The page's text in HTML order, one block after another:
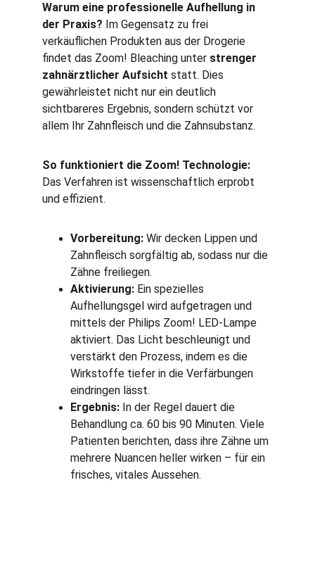
Warum eine professionelle Aufhellung in
der Praxis? Im Gegensatz zu frei
verkäuflichen Produkten aus der Drogerie
findet das Zoom! Bleaching unter strenger
zahnärztlicher Aufsicht statt. Dies
gewährleistet nicht nur ein deutlich
sichtbareres Ergebnis, sondern schützt vor
allem Ihr Zahnfleisch und die Zahnsubstanz.
So funktioniert die Zoom! Technologie:
Das Verfahren ist wissenschaftlich erprobt
und effizient.
Vorbereitung: Wir decken Lippen und
Zahnfleisch sorgfältig ab, sodass nur die
Zähne freiliegen.
Aktivierung: Ein spezielles
Aufhellungsgel wird aufgetragen und
mittels der Philips Zoom! LED-Lampe
aktiviert. Das Licht beschleunigt und
verstärkt den Prozess, indem es die
Wirkstoffe tiefer in die Verfärbungen
eindringen lässt.
Ergebnis: In der Regel dauert die
Behandlung ca. 60 bis 90 Minuten. Viele
Patienten berichten, dass ihre Zähne um
mehrere Nuancen heller wirken – für ein
frisches, vitales Aussehen.